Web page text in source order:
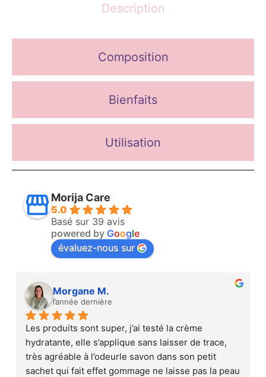
Description
Composition
Bienfaits
Utilisation
Morija Care
5.0
Basé sur 39 avis
powered by Google
évaluez-nous sur
Morgane M.
l’année dernière
Les produits sont super, j’ai testé la crème
hydratante, elle s’applique sans laisser de trace,
très agréable à l’odeurle savon dans son petit
sachet qui fait effet gommage ne laisse pas la peau